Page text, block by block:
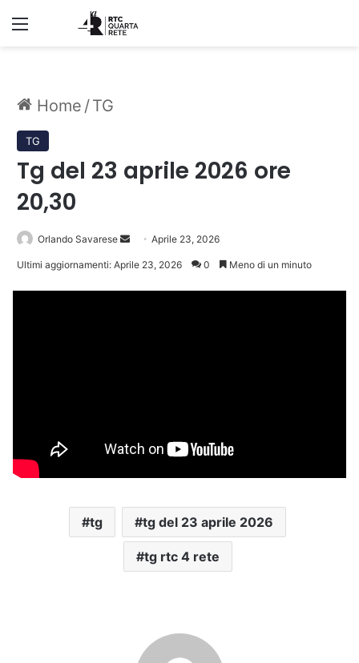
Menu
Home /TG
TG
Tg del 23 aprile 2026 ore
20,30
Orlando Savarese
Invia Aprile 23, 2026
Ultimi aggiornamenti: Aprile 23, 2026 0 Meno di un minuto
tg tg del 23 aprile 2026
tg rtc 4 rete